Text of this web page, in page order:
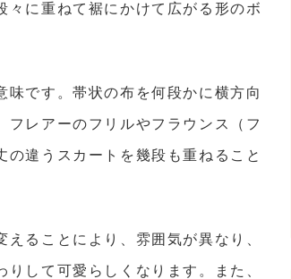
々に重ねて裾にかけて広がる形のボ
味です。帯状の布を何段かに横方向
レアーのフリルやフラウンス（フ
の違うスカートを幾段も重ねること
ることにより、雰囲気が異なり、
して可愛らしくなります。また、